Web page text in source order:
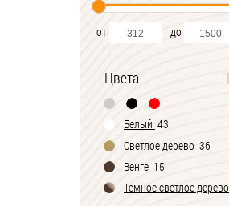
от до
Цвета
Белый 43
Светлое дерево 36
Венге 15
Темное-cветлое дерево